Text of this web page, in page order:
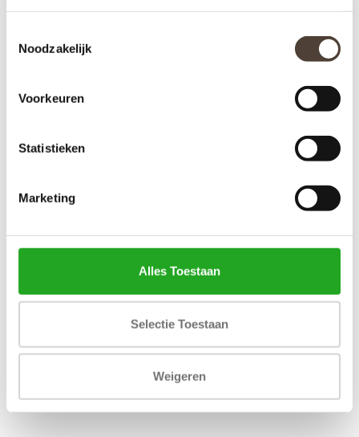
Noodzakelijk
Voorkeuren
Statistieken
Marketing
Alles Toestaan
Selectie Toestaan
Weigeren
Stukprijs: €99,50 /